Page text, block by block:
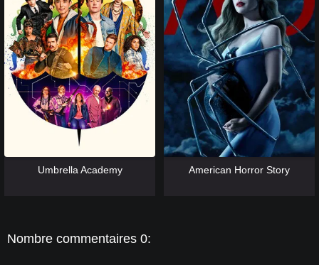
Umbrella Academy American Horror Story
Nombre commentaires 0: